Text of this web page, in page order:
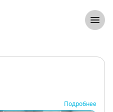
Подробнее